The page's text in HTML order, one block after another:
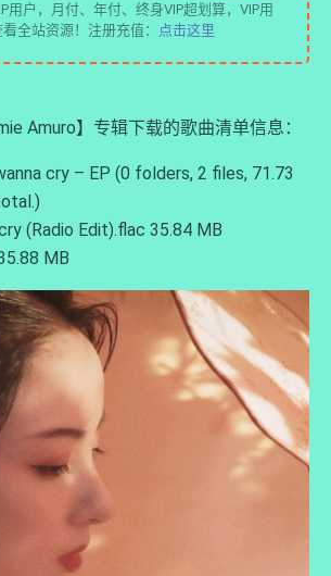
用户，月付、年付、终身VIP超划算，VIP用
全站资源！注册充值：
点击这里
Amuro】专辑下载的歌曲清单信息：
cry – EP (0 folders, 2 files, 71.73
cry (Radio Edit).flac 35.84 MB
MB